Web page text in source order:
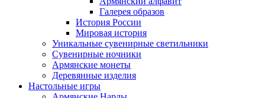
Галерея образов
История России
Мировая история
Уникальные сувенирные светильники
Сувенирные ночники
Армянские монеты
Деревянные изделия
Настольные игры